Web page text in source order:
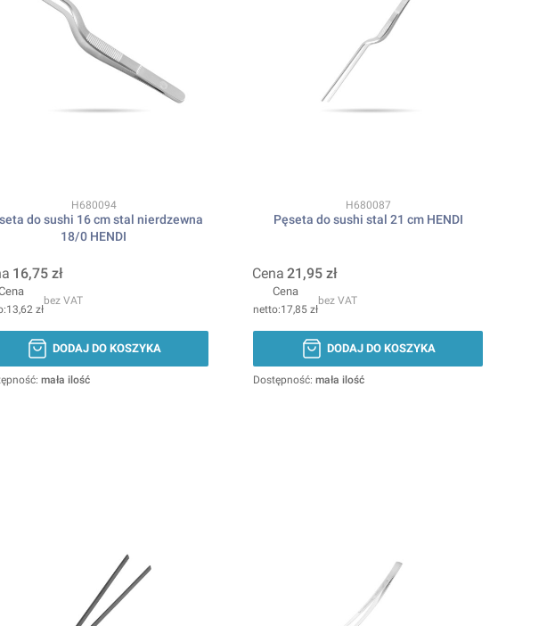
Kod produktu
H680094
do sushi 16 cm stal nierdzewna
18/0 HENDI
16,75 zł
13,62 zł
bez VAT
DODAJ DO KOSZYKA
mała ilość
Kod produktu
H680087
Pęseta do sushi stal 21 cm HENDI
Cena 21,95 zł
Cena
17,85 zł
bez VAT
DODAJ DO KOSZYKA
Dostępność: mała ilość